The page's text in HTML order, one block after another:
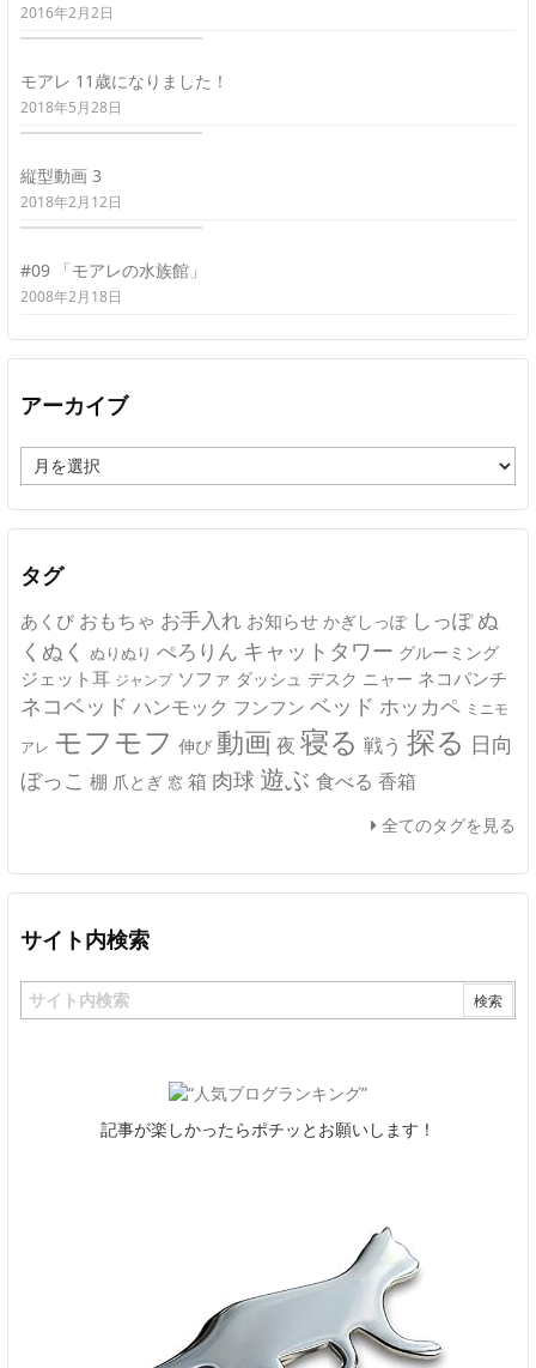
2016年2月2日
モアレ 11歳になりました！
2018年5月28日
縦型動画 3
2018年2月12日
#09 「モアレの水族館」
2008年2月18日
アーカイブ
ー
カ
イ
タグ
あくび おもちゃ お手入れ お知らせ かぎしっぽ しっぽ ぬ
くぬく ぬりぬり ぺろりん キャットタワー グルーミング
ジェット耳 ジャンプ ソファ ダッシュ デスク ニャー ネコパンチ
ネコベッド ハンモック フンフン ベッド ホッカペ ミニモ
アレ モフモフ 伸び 動画 夜 寝る 戦う 探る 日向
ぼっこ 棚 爪とぎ 窓 箱 肉球 遊ぶ 食べる 香箱
全てのタグを見る
サイト内検索
記事が楽しかったらポチッとお願いします！